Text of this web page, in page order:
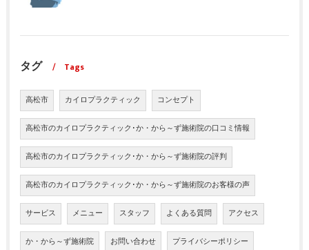
タグ Tags
高松市 カイロプラクティック コンセプト
高松市のカイロプラクティック･か・から～ず施術院の口コミ情報
高松市のカイロプラクティック･か・から～ず施術院の評判
高松市のカイロプラクティック･か・から～ず施術院のお客様の声
サービス メニュー スタッフ よくある質問 アクセス
か・から～ず施術院 お問い合わせ プライバシーポリシー